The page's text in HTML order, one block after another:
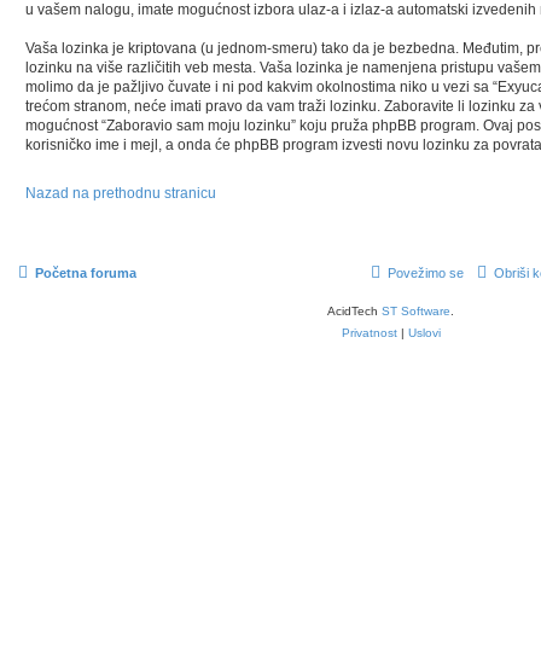
u vašem nalogu, imate mogućnost izbora ulaz-a i izlaz-a automatski
Vaša lozinka je kriptovana (u jednom-smeru) tako da je bezbedna. Međutim,
lozinku na više različitih veb mesta. Vaša lozinka je namenjena pristupu
molimo da je pažljivo čuvate i ni pod kakvim okolnostima niko u vezi sa
trećom stranom, neće imati pravo da vam traži lozinku. Zaboravite li lozinku
mogućnost “Zaboravio sam moju lozinku” koju pruža phpBB program. Ovaj
korisničko ime i mejl, a onda će phpBB program izvesti novu lozinku za
Nazad na prethodnu stranicu
Početna foruma Obriši
Povežimo se
AcidTech ST Software
Privatnost| Uslovi